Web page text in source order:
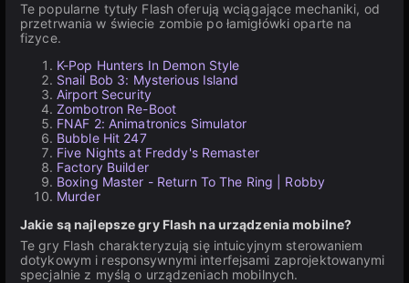
Te popularne tytuły Flash oferują wciągające mechaniki, od
przetrwania w świecie zombie po łamigłówki oparte na
fizyce.
K-Pop Hunters In Demon Style
Snail Bob 3: Mysterious Island
Airport Security
Zombotron Re-Boot
FNAF 2: Animatronics Simulator
Bubble Hit 247
Five Nights at Freddy's Remaster
Factory Builder
Boxing Master - Return To The Ring | Robby
Murder
Jakie są najlepsze gry Flash na urządzenia mobilne?
Te gry Flash charakteryzują się intuicyjnym sterowaniem
dotykowym i responsywnymi interfejsami zaprojektowanymi
specjalnie z myślą o urządzeniach mobilnych.